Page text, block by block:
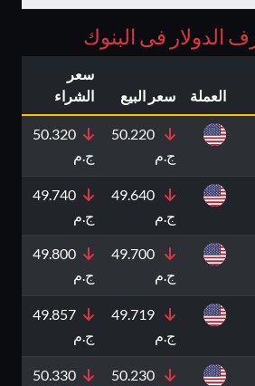
الدولار فى البنوك
العملة سعر البيع
سعر
الشراء
50.220
ج.م
50.320
ج.م
49.640
ج.م
49.740
ج.م
49.700
ج.م
49.800
ج.م
49.719
ج.م
49.857
ج.م
50.230
50.330